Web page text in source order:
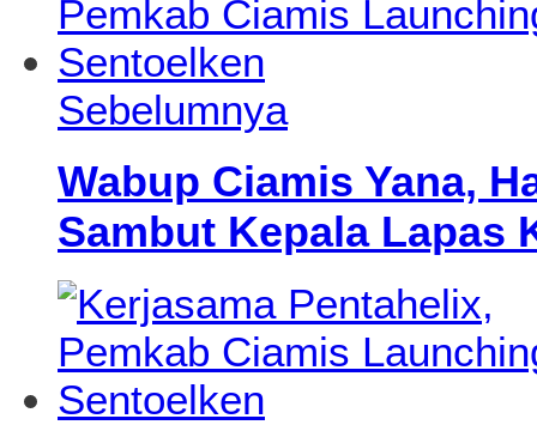
Sebelumnya
Wabup Ciamis Yana,
Sambut Kepala Lapas